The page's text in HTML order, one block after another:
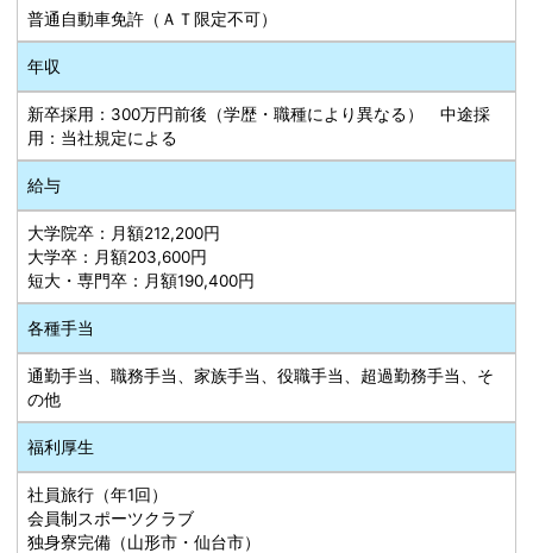
普通自動車免許（ＡＴ限定不可）
年収
新卒採用：300万円前後（学歴・職種により異なる） 中途採
用：当社規定による
給与
大学院卒：月額212,200円
大学卒：月額203,600円
短大・専門卒：月額190,400円
各種手当
通勤手当、職務手当、家族手当、役職手当、超過勤務手当、そ
の他
福利厚生
社員旅行（年1回）
会員制スポーツクラブ
独身寮完備（山形市・仙台市）